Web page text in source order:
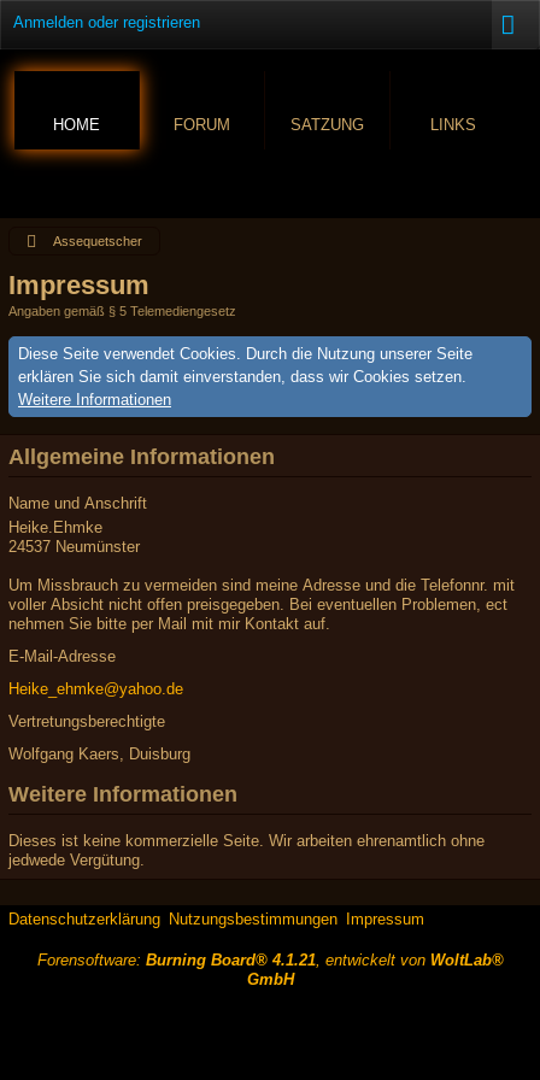
Anmelden oder registrieren
HOME FORUM SATZUNG LINKS
Assequetscher
Impressum
Angaben gemäß § 5 Telemediengesetz
Diese Seite verwendet Cookies. Durch die Nutzung unserer Seite
erklären Sie sich damit einverstanden, dass wir Cookies setzen.
Weitere Informationen
Allgemeine Informationen
Name und Anschrift
Heike.Ehmke
24537 Neumünster
Um Missbrauch zu vermeiden sind meine Adresse und die Telefonnr. mit
voller Absicht nicht offen preisgegeben. Bei eventuellen Problemen, ect
nehmen Sie bitte per Mail mit mir Kontakt auf.
E-Mail-Adresse
Heike_ehmke@yahoo.de
Vertretungsberechtigte
Wolfgang Kaers, Duisburg
Weitere Informationen
Dieses ist keine kommerzielle Seite. Wir arbeiten ehrenamtlich ohne
jedwede Vergütung.
Datenschutzerklärung Nutzungsbestimmungen Impressum
Forensoftware: Burning Board® 4.1.21, entwickelt von WoltLab®
GmbH